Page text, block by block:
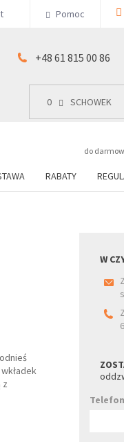
Pomoc
+48 61 815 00 86
0 SCHOWEK
do
RABATY
0 SCHOWEK
z
W